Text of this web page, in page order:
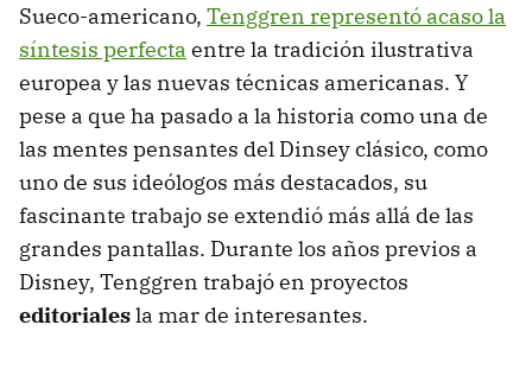
Sueco-americano, Tenggren representó acaso la
síntesis perfecta entre la tradición ilustrativa
europea y las nuevas técnicas americanas. Y
pese a que ha pasado a la historia como una de
las mentes pensantes del Dinsey clásico, como
uno de sus ideólogos más destacados, su
fascinante trabajo se extendió más allá de las
grandes pantallas. Durante los años previos a
Disney, Tenggren trabajó en proyectos
editorialesla mar de interesantes.